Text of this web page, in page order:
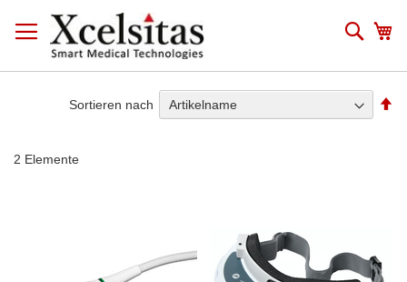
Inhalt
springen
2 Elemente
Sortieren nach